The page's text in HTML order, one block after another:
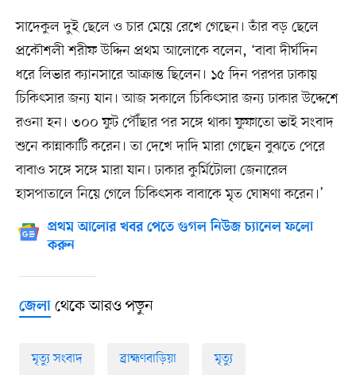
সাদেকুল দুই ছেলে ও চার মেয়ে রেখে গেছেন। তাঁর বড় ছেলে
প্রকৌশলী শরীফ উদ্দিন প্রথম আলোকে বলেন, ‘বাবা দীর্ঘদিন
ধরে লিভার ক্যানসারে আক্রান্ত ছিলেন। ১৫ দিন পরপর ঢাকায়
চিকিৎসার জন্য যান। আজ সকালে চিকিৎসার জন্য ঢাকার উদ্দেশে
রওনা হন। ৩০০ ফুট পৌঁছার পর সঙ্গে থাকা ফুফাতো ভাই সংবাদ
শুনে কান্নাকাটি করেন। তা দেখে দাদি মারা গেছেন বুঝতে পেরে
বাবাও সঙ্গে সঙ্গে মারা যান। ঢাকার কুর্মিটোলা জেনারেল
হাসপাতালে নিয়ে গেলে চিকিৎসক বাবাকে মৃত ঘোষণা করেন।’
প্রথম আলোর খবর পেতে গুগল নিউজ চ্যানেল ফলো
করুন
জেলাথেকে আরও পড়ুন
মৃত্যু সংবাদ ব্রাহ্মণবাড়িয়া মৃত্যু